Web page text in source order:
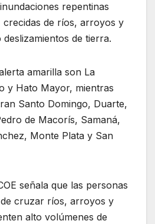
repentinas
de ríos, arroyos y
de tierra.
amarilla son La
y Hato Mayor, mientras
Santo Domingo, Duarte,
de Macorís, Samaná,
Monte Plata y San
señala que las personas
cruzar ríos, arroyos y
alto volúmenes de